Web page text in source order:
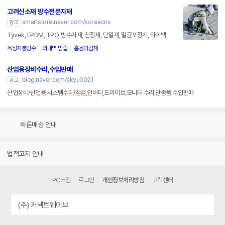
고려신소재 방수전문자재
광고 smartstore.naver.com/koreacns
Tyvek, EPDM, TPO, 방수자재, 천장재, 단열재, 멸균포장지, 타이벡
옥상지붕방수 외내벽 방습 흡음마감재
산업용장비수리,수입판매
광고
blog.naver.com/skyu0021
산업장비/산업용 시스템수리/점검,인버터,드라이브,모니터 수리,단종품 수입판매
빠른배송 안내
법적고지 안내
PC버전 로그인 개인정보처리방침 고객센터
(주) 커넥트웨이브